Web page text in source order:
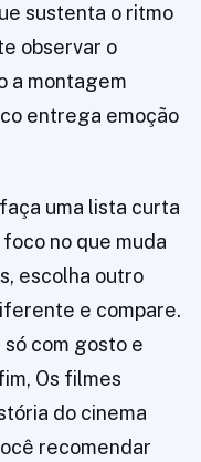
sustenta o ritmo
observar o
a montagem
entrega emoção
uma lista curta
no que muda
escolha outro
e compare.
com gosto e
Os filmes
do cinema
recomendar